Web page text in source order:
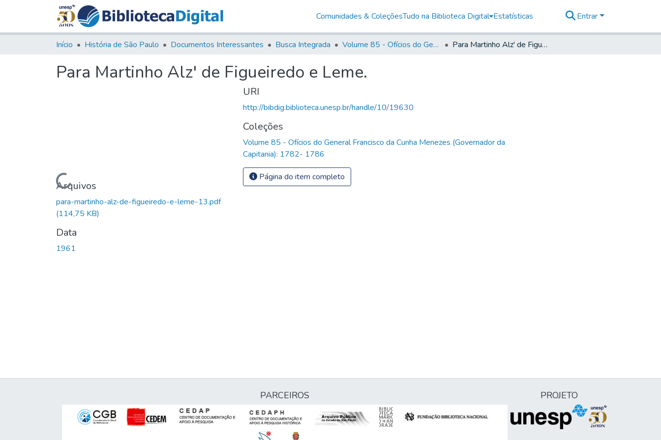
Comunidades & ColeçõesTudo na Biblioteca Digital Estatísticas Entrar
Início História de São Paulo Documentos Interessantes Busca Integrada Volume 85 - Ofícios do General Francisco da Cunha Menezes (Governador da Capitania): 1782- 1786 Para Martinho Alz' de Figueiredo e Leme.
Para Martinho Alz' de Figueiredo e Leme.
Carregando...
Arquivos
para-martinho-alz-de-figueiredo-e-leme-13.pdf
(114,75 KB)
Data
1961
URI
http://bibdig.biblioteca.unesp.br/handle/10/19630
Coleções
Volume 85 - Ofícios do General Francisco da Cunha Menezes (Governador da
Capitania): 1782- 1786
Página do item completo
PARCEIROS PROJETO